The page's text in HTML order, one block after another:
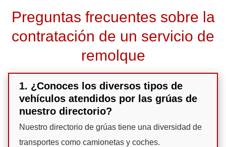
Preguntas frecuentes sobre la
contratación de un servicio de
remolque
1. ¿Conoces los diversos tipos de
vehículos atendidos por las grúas de
nuestro directorio?
Nuestro directorio de grúas tiene una diversidad de
transportes como camionetas y coches.